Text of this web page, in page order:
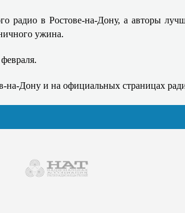
радио в Ростове-на-Дону, а авторы
ужина.
на-Дону и на официальных страницах